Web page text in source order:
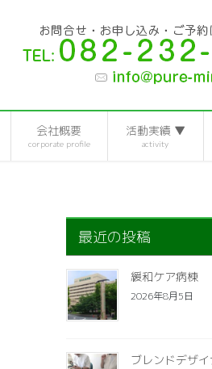
会社概要
corporate profile
活動実績 ▼
activity
最近の投稿
緩和ケア病棟
2026年8月5日
ブレンドデザイ